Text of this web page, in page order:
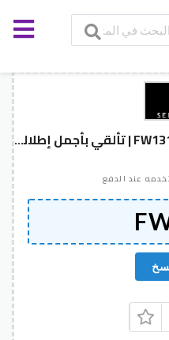
كوبون خصم سيفورا عمان | FW131 | تألقي بأجمل إطلالة مع خصم 5%
عند الدفع